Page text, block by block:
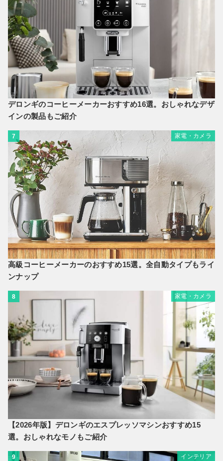
デロンギのコーヒーメーカーおすすめ16選。おしゃれなデザ
インの製品もご紹介
7 家電・カメラ
高級コーヒーメーカーのおすすめ15選。全自動タイプもライ
ンナップ
8 家電・カメラ
【2026年版】デロンギのエスプレッソマシンおすすめ15
選。おしゃれなモノもご紹介
9 インテリア